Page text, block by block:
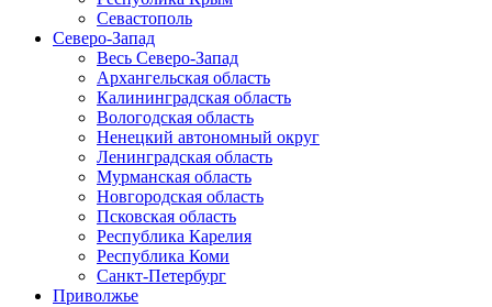
Севастополь
Северо-Запад
Весь Северо-Запад
Архангельская область
Калининградская область
Вологодская область
Ненецкий автономный округ
Ленинградская область
Мурманская область
Новгородская область
Псковская область
Республика Карелия
Республика Коми
Санкт-Петербург
Приволжье